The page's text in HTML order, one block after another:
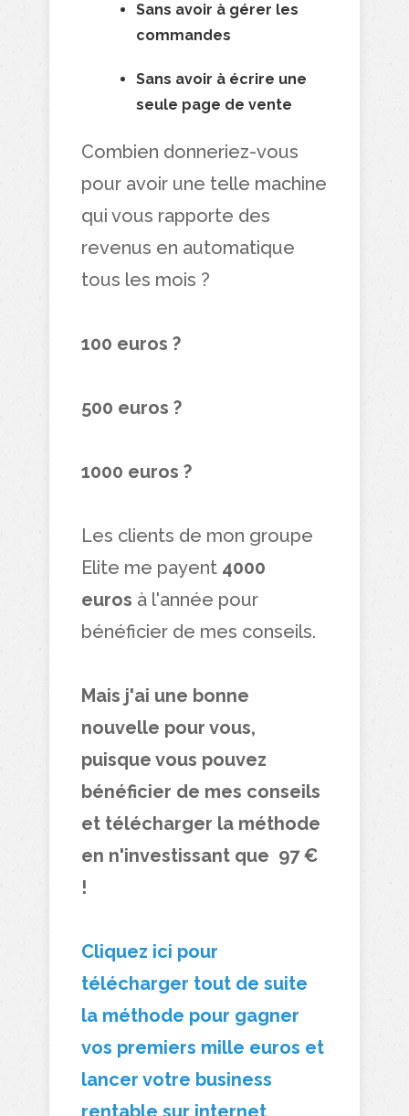
Sans avoir à gérer les
commandes
Sans avoir à écrire une
seule page de vente
Combien donneriez-vous
pour avoir une telle machine
qui vous rapporte des
revenus en automatique
tous les mois ?
100 euros ?
500 euros ?
1000 euros ?
Les clients de mon groupe
Elite me payent 4000
euros à l'année pour
bénéficier de mes conseils.
Mais j'ai une bonne
nouvelle pour vous,
puisque vous pouvez
bénéficier de mes conseils
et télécharger la méthode
en n'investissant que 97 €
!
Cliquez ici pour
télécharger tout de suite
la méthode pour gagner
vos premiers mille euros et
lancer votre business